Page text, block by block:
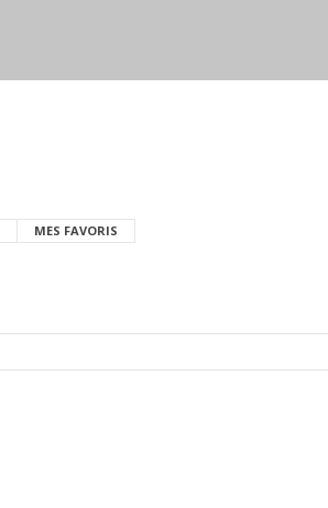
MES FAVORIS